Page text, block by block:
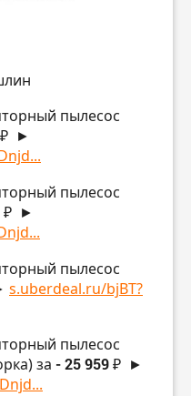
пылесос
►
пылесос
₽ ►
пылесос
s.uberdeal.ru/bjBT?
пылесос
за - 25 959 ₽ ►